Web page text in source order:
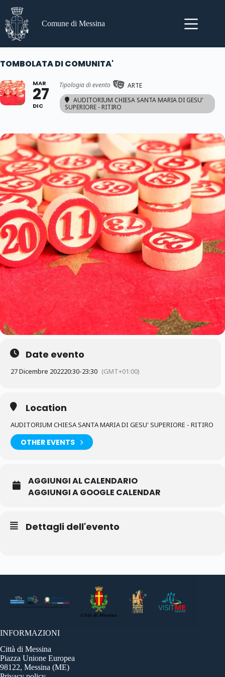
contenuto
Comune di Messina
TOMBOLATA DI COMUNITA'
MAR
27
DIC
Tipologia di evento
ARTE
AUDITORIUM CHIESA SANTA MARIA DI GESU'
SUPERIORE - RITIRO
Date evento
27 Dicembre 202220:30-23:30 (GMT+01:00)
Location
AUDITORIUM CHIESA SANTA MARIA DI GESU' SUPERIORE - RITIRO
OTHER EVENTS
AGGIUNGI AL CALENDARIO
AGGIUNGI A GOOGLE CALENDAR
Dettagli dell'evento
INFORMAZIONI
Città di Messina
Piazza Unione Europea
98122, Messina (ME)